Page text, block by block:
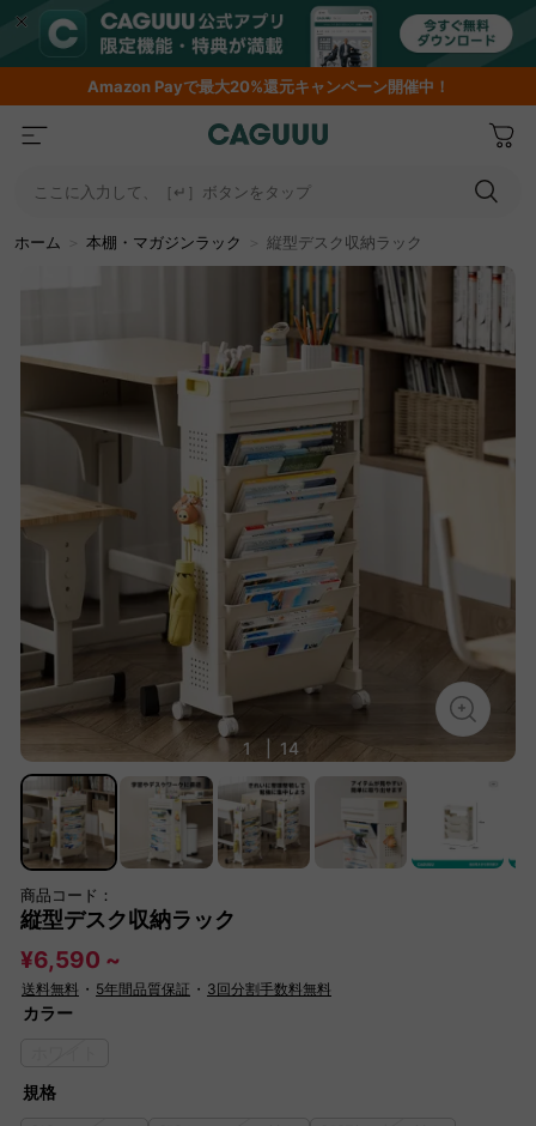
AmazonPayで最大20%還元キャンペーン開催中！
ここに入力して、［↵］ボタンをタップ
ホーム 本棚・マガジンラック 縦型デスク収納ラック
1 14
商品コード：
縦型デスク収納ラック
¥6,590 ~
送料無料 ・ 5年間品質保証 ・ 3回分割手数料無料
カラー
規格